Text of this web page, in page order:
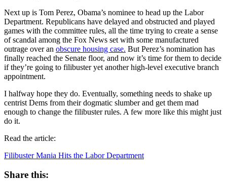
Next up is Tom Perez, Obama’s nominee to head up the Labor
Department. Republicans have delayed and obstructed and played
games with the committee rules, all the time trying to create a sense
of scandal among the Fox News set with some manufactured
outrage over an obscure housing case. But Perez’s nomination has
finally reached the Senate floor, and now it’s time for them to decide
if they’re going to filibuster yet another high-level executive branch
appointment.
I halfway hope they do. Eventually, something needs to shake up
centrist Dems from their dogmatic slumber and get them mad
enough to change the filibuster rules. A few more like this might just
do it.
Read the article:
Filibuster Mania Hits the Labor Department
Share this: